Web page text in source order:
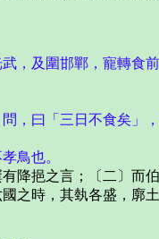
及圍邯鄲，寵轉食前
「三日不食矣」，
鳥也。
挹之言；〔二〕而
之時，其埶各盛，